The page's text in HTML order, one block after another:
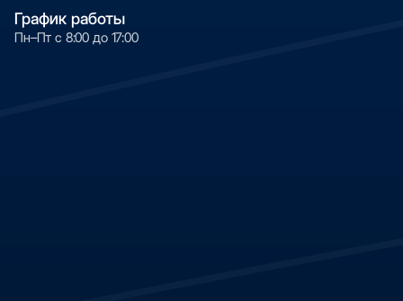
График работы
Пн–Пт с 8:00 до 17:00